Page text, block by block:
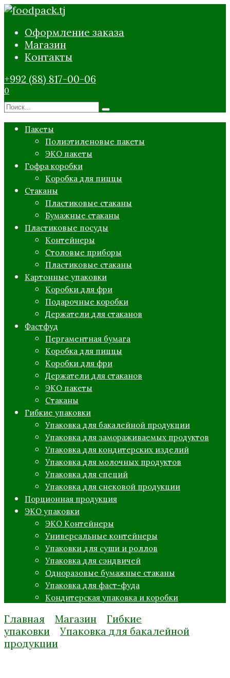
Перейти
содержанию
Оформление заказа
Магазин
Контакты
+992 (88) 817-00-06
0
Search
Пакеты
Полиэтиленовые пакеты
ЭКО пакеты
Гофра коробки
Коробка для пиццы
Стаканы
Пластиковые стаканы
Бумажные стаканы
Пластиковые посуды
Контейнеры
Столовые приборы
Пластиковые стаканы
Картонные упаковки
Коробки для фри
Подарочные коробки
Держатели для стаканов
Фастфуд
Пергаментная бумага
Коробка для пиццы
Коробки для фри
Держатели для стаканов
ЭКО пакеты
Стаканы
Гибкие упаковки
Упаковка для бакалейной продукции
Упаковка для замораживаемых продуктов
Упаковка для кондитерских изделий
Упаковка для молочных продуктов
Упаковка для специй
Упаковка для снековой продукции
Порционная продукция
ЭКО упаковки
ЭКО Контейнеры
Универсальные контейнеры
Упаковки для суши и роллов
Упаковка для сэндвичей
Одноразовые бумажные стаканы
Упаковка для фаст-фуда
Кондитерская упаковка и коробки
Главная Магазин
Гибкие
упаковки
Упаковка для бакалейной
продукции